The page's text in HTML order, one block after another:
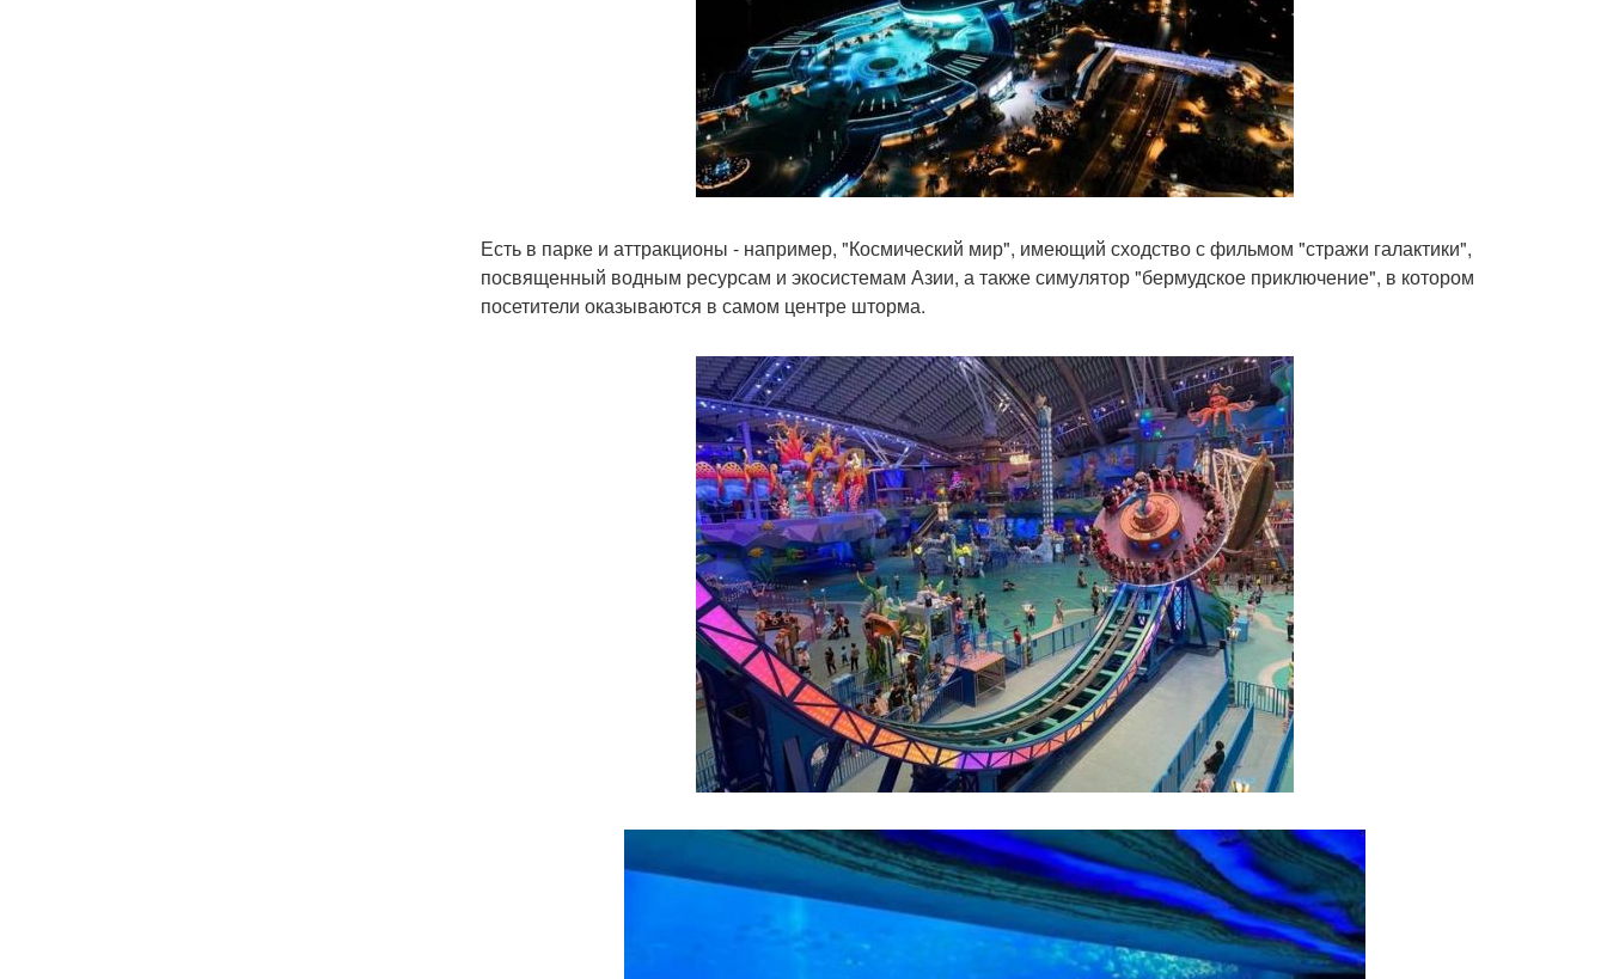
Есть в парке и аттракционы - например, "Космический мир", имеющий сходство с фильмом "стражи галактики",
посвященный водным ресурсам и экосистемам Азии, а также симулятор "бермудское приключение", в котором
посетители оказываются в самом центре шторма.